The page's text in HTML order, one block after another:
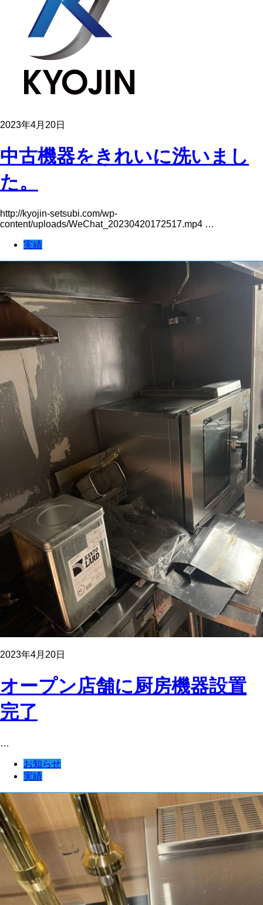
2023年4月20日
中古機器をきれいに洗いまし
た。
http://kyojin-setsubi.com/wp-
content/uploads/WeChat_20230420172517.mp4 …
実績
2023年4月20日
オープン店舗に厨房機器設置
完了
…
お知らせ
実績